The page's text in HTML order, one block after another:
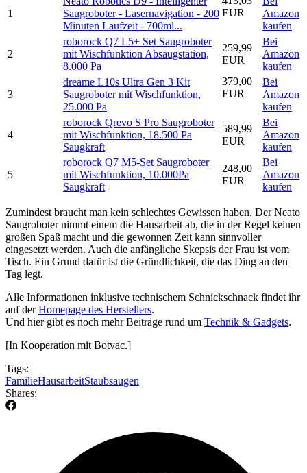
1
Saugroboter - Lasernavigation - 200
Minuten Laufzeit - 700ml...
EUR
Amazon
kaufen
2
roborock Q7 L5+ Set Saugroboter
mit Wischfunktion Absaugstation,
8.000 Pa
259,99
EUR
Bei
Amazon
kaufen
3
dreame L10s Ultra Gen 3 Kit
Saugroboter mit Wischfunktion,
25.000 Pa
379,00
EUR
Bei
Amazon
kaufen
4
roborock Qrevo S Pro Saugroboter
mit Wischfunktion, 18.500 Pa
Saugkraft
589,99
EUR
Bei
Amazon
kaufen
5
roborock Q7 M5-Set Saugroboter
mit Wischfunktion, 10.000Pa
Saugkraft
248,00
EUR
Bei
Amazon
kaufen
Zumindest braucht man kein schlechtes Gewissen haben. Der Neato
Saugroboter nimmt einem die Hausarbeit ab, die in der Regel keinen
großen Spaß macht und die gewonnen Zeit kann sinnvoller
eingesetzt werden. Auch die anfängliche Skepsis der Frau ist vom
Tisch. Ein Grund dafür ist die Gründlichkeit, die das Ding an den
Tag legt.
Alle Informationen inklusive technischem Schnickschnack findet ihr
auf derHomepage des Herstellers.
Und hier gibt es noch mehr Beiträge rund um Technik & Gadgets.
[In Kooperation mit Botvac.]
Tags:
FamilieHausarbeitStaubsaugen
Shares: